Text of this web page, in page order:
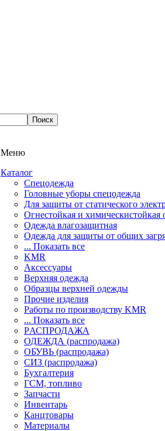
Меню
Каталог
Спецодежда
Головные уборы спецодежда
Для защиты от статического
Огнестойкая и химическистойкая
Одежда влагозащитная
Одежда для защиты от общих
... Показать все
KMR
Аксессуары
Верхняя одежда
Образцы верхней одежды
Прочие изделия
Работы по производству KMR
... Показать все
PАСПРОДАЖА
ОДЕЖДА (распродажа)
ОБУВЬ (распродажа)
СИЗ (распродажа)
Бухгалтерия
ГСМ, топливо
Запчасти
Инвентарь
Канцтовары
Материалы